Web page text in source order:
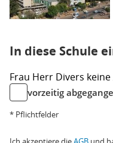
In diese Schule
Frau Herr Divers
vorzeitig
* Pflichtfelder